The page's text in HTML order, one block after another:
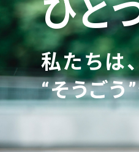
ひと
私たちは
“そうごう